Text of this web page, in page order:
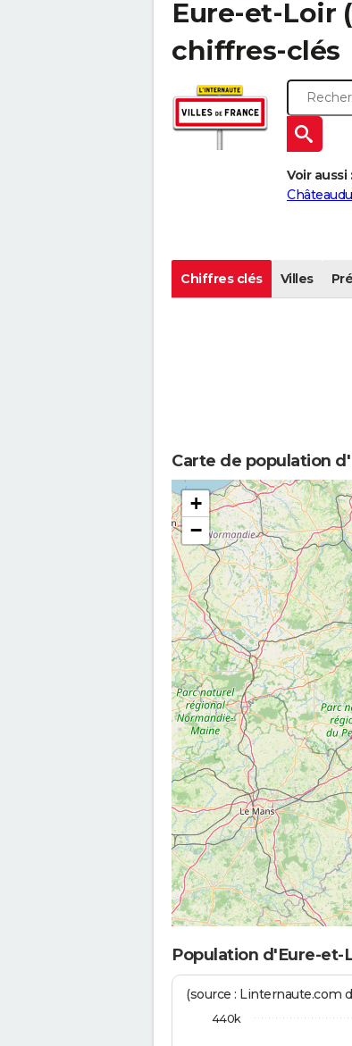
Eure-et-Loir
chiffres-clés
Voir aussi :
Chiffres clés Villes
Carte de population
+
−
Population d'Eure-et-
(source : Linternaute.com
440k